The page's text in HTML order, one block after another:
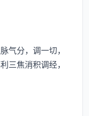
分，调一切，
三焦消积调经，